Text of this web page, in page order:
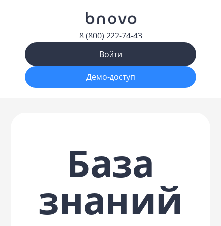
8 (800) 222-74-43
Войти
Демо-доступ
База
знаний